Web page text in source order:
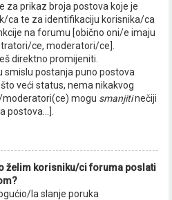
za prikaz broja postova koje je
ca te za identifikaciju korisnika/ca
na forumu [obično oni/e imaju
ce, moderatori/ce].
direktno promijeniti.
postanja puno postova
veći status, nema nikakvog
mogu smanjitinečiji
želim korisniku/ci foruma poslati
la slanje poruka